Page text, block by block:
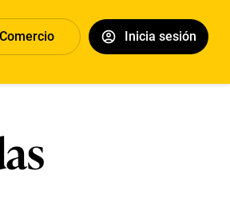
Inicia sesión